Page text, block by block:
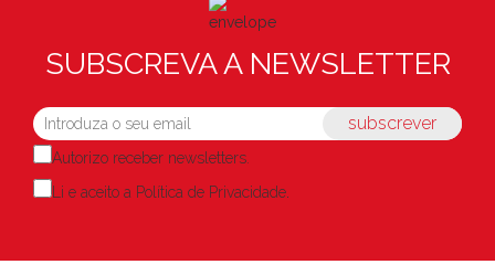
SUBSCREVA A NEWSLETTER
Autorizo receber newsletters.
Li e aceito a Política de Privacidade
subscrever